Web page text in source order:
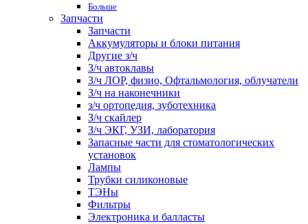
Больше
Запчасти
Запчасти
Аккумуляторы и блоки питания
Другие з/ч
З/ч автоклавы
З/ч ЛОР, физио, Офтальмология, облучатели
З/ч на наконечники
з/ч ортопедия, зуботехника
З/ч скайлер
З/ч ЭКГ, УЗИ, лаборатория
Запасные части для стоматологических
установок
Лампы
Трубки силиконовые
ТЭНы
Фильтры
Электроника и балласты